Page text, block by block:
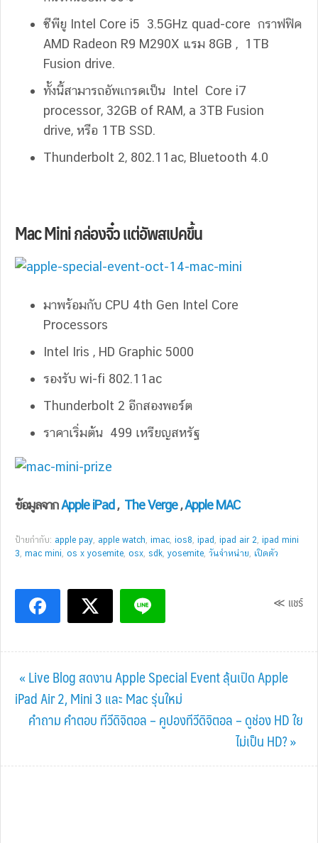
ซีพียู Intel Core i5 3.5GHz quad-core กราฟฟิค
AMD Radeon R9 M290X แรม 8GB , 1TB
Fusion drive.
ทั้งนี้สามารถอัพเกรดเป็น Intel Core i7
processor, 32GB of RAM, a 3TB Fusion
drive, หรือ 1TB SSD.
Thunderbolt 2, 802.11ac, Bluetooth 4.0
Mac Mini กล่องจิ๋ว แต่อัพสเปคขึ้น
มาพร้อมกับ CPU 4th Gen Intel Core
Processors
Intel Iris , HD Graphic 5000
รองรับ wi-fi 802.11ac
Thunderbolt 2 อีกสองพอร์ต
ราคาเริ่มต้น 499 เหรียญสหรัฐ
ข้อมูลจากApple iPad , The Verge,Apple MAC
ป้ายกำกับ: apple pay, apple watch, imac, ios8, ipad , ipad air 2, ipad mini
3, mac mini, os x yosemite, osx, sdk, yosemite, วันจำหน่าย, เปิดตัว
≪ แชร์
Previous
Post:
« Live Blog สดงาน Apple Special Event ลุ้นเปิด Apple
iPad Air 2, Mini 3 และ Mac รุ่นใหม่
Next
คำถาม คำตอบ ทีวีดิจิตอล – คูปองทีวีดิจิตอล – ดูช่อง HD ใย
ไม่เป็น HD? »